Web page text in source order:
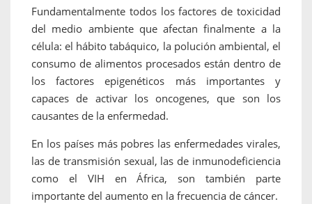
Fundamentalmente todos los factores de toxicidad
del medio ambiente que afectan finalmente a la
célula: el hábito tabáquico, la polución ambiental, el
consumo de alimentos procesados están dentro de
los factores epigenéticos más importantes y
capaces de activar los oncogenes, que son los
causantes de la enfermedad.
En los países más pobres las enfermedades virales,
las de transmisión sexual, las de inmunodeficiencia
como el VIH en África, son también parte
importante del aumento en la frecuencia de cáncer.